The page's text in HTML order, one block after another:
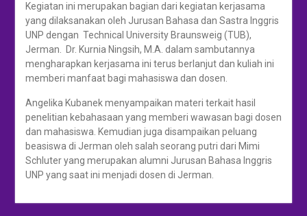
Kegiatan ini merupakan bagian dari kegiatan kerjasama
yang dilaksanakan oleh Jurusan Bahasa dan Sastra Inggris
UNP dengan Technical University Braunsweig (TUB),
Jerman. Dr. Kurnia Ningsih, M.A. dalam sambutannya
mengharapkan kerjasama ini terus berlanjut dan kuliah ini
memberi manfaat bagi mahasiswa dan dosen.
Angelika Kubanek menyampaikan materi terkait hasil
penelitian kebahasaan yang memberi wawasan bagi dosen
dan mahasiswa. Kemudian juga disampaikan peluang
beasiswa di Jerman oleh salah seorang putri dari Mimi
Schluter yang merupakan alumni Jurusan Bahasa Inggris
UNP yang saat ini menjadi dosen di Jerman.